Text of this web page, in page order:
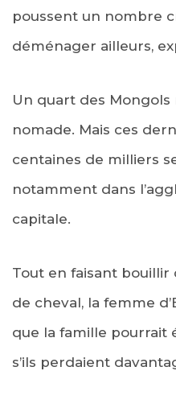
poussent un nombre
déménager ailleurs,
Un quart des
nomade. Mais ces
centaines de milliers
notamment dans
capitale.
Tout en faisant bouillir
de cheval, la femme
que la famille pourrait
s’ils perdaient